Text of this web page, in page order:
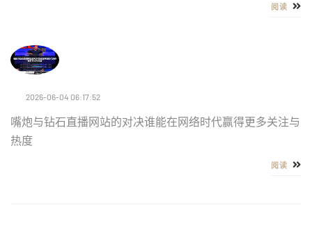
阅读
2026-06-04 06:17:52
嘴炮与钻石直播网站的对决谁能在网络时代赢得更多关注与
热度
阅读